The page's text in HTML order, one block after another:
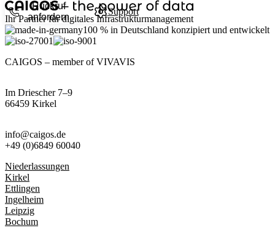
Rückruf
anfordern
Support
Ihr Partner für digitales Infrastrukturmanagement
100 % in Deutschland konzipiert und entwickelt
CAIGOS – member of VIVAVIS
Im Driescher 7–9
66459 Kirkel
info@caigos.de
+49 (0)6849 60040
Niederlassungen
Kirkel
Ettlingen
Ingelheim
Leipzig
Bochum